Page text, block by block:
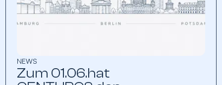
NEWS
Zum 01.06.hat